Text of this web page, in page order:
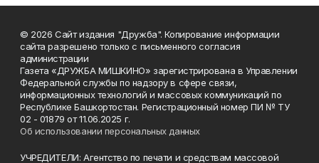
© 2026 Сайт издания "Дружба". Копирование информации
сайта разрешено только с письменного согласия
администрации
Газета «ДРУЖБА МИШКИНО» зарегистрирована в Управлении
Федеральной службы по надзору в сфере связи,
информационных технологий и массовых коммуникаций по
Республике Башкортостан. Регистрационный номер ПИ № ТУ
02 - 01879 от 11.06.2025 г.
Об использовании персональных данных
УЧРЕДИТЕЛИ: Агентство по печати и средствам массовой